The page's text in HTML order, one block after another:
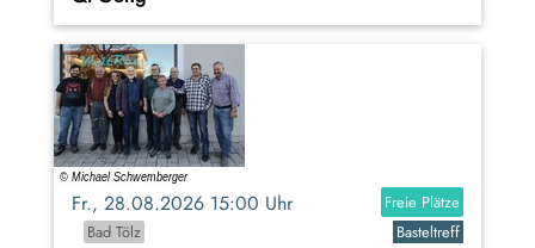
Fr., 28.08.2026 15:00 Uhr
Freie Plätze
Bad Tölz
Basteltreff